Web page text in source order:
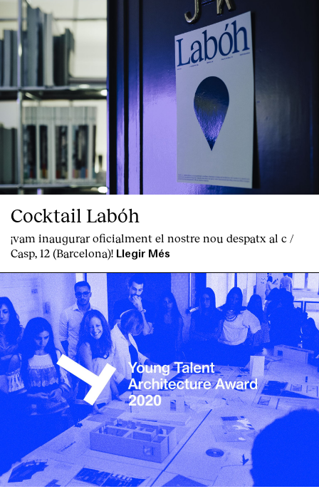
Cocktail Labóh
¡vam inaugurar oficialment el nostre nou despatx al c /
Casp, 12 (Barcelona)! Llegir Més